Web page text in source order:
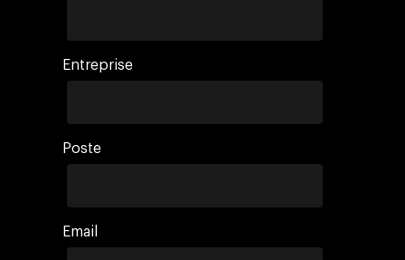
Entreprise
Poste
Email